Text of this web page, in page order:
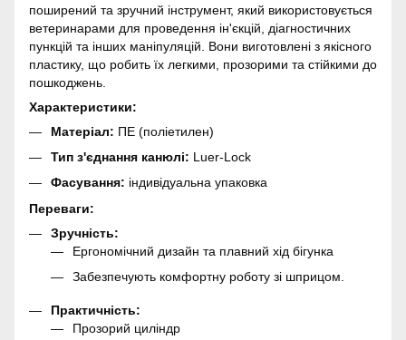
поширений та зручний інструмент, який використовується
ветеринарами для проведення ін'єкцій, діагностичних
пункцій та інших маніпуляцій. Вони виготовлені з якісного
пластику, що робить їх легкими, прозорими та стійкими до
пошкоджень.
Характеристики:
Матеріал: ПЕ (поліетилен)
Тип з'єднання канюлі: Luer-Lock
Фасування: індивідуальна упаковка
Переваги:
Зручність:
Ергономічний дизайн та плавний хід бігунка
Забезпечують комфортну роботу зі шприцом.
Практичність:
Прозорий циліндр